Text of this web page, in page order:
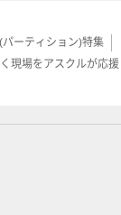
ーティション)特集
現場をアスクルが応援